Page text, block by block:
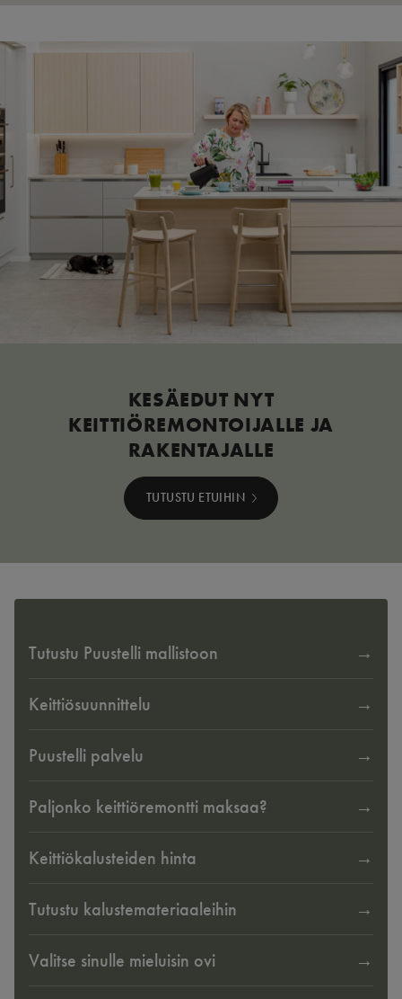
KESÄEDUT NYT
KEITTIÖREMONTOIJALLE JA
RAKENTAJALLE
TUTUSTU ETUIHIN
Tutustu Puustelli mallistoon
Keittiösuunnittelu
Puustelli palvelu
Paljonko keittiöremontti maksaa?
Keittiökalusteiden hinta
Tutustu kalustemateriaaleihin
Valitse sinulle mieluisin ovi